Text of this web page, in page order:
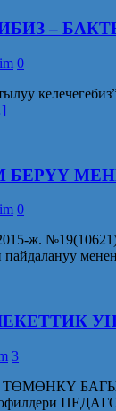
–
0
БЕРҮҮ
0
ж.
3
ТӨМӨНКҮ
профилдери